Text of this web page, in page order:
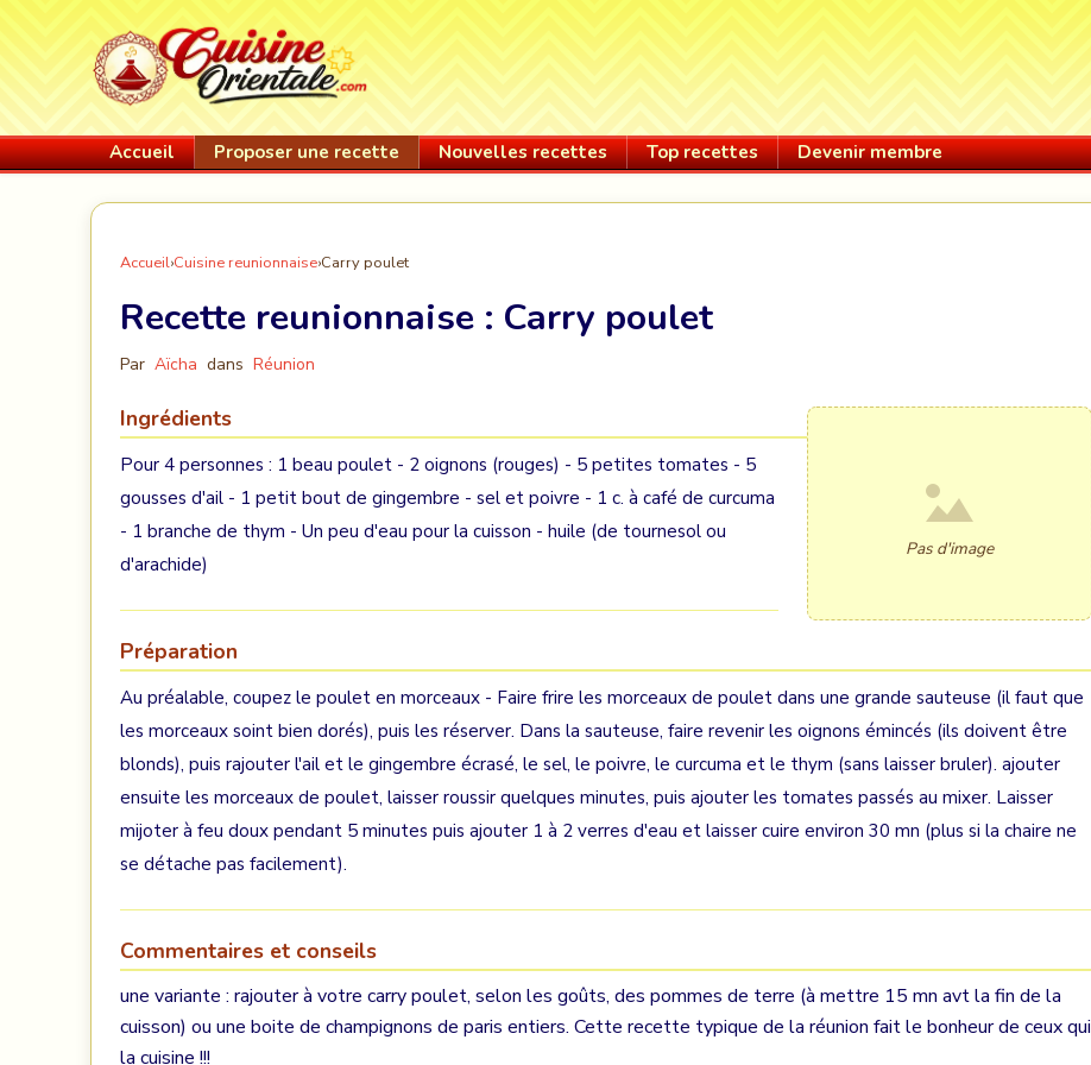
Accueil Proposer une recette Nouvelles recettes Top recettes Devenir membre
Accueil›Cuisine reunionnaise›Carry poulet
Recette reunionnaise : Carry poulet
Par Aïcha dans Réunion
Pas d'image
Ingrédients
Pour 4 personnes : 1 beau poulet - 2 oignons (rouges) - 5 petites tomates - 5
gousses d'ail - 1 petit bout de gingembre - sel et poivre - 1 c. à café de curcuma
- 1 branche de thym - Un peu d'eau pour la cuisson - huile (de tournesol ou
d'arachide)
Préparation
Au préalable, coupez le poulet en morceaux - Faire frire les morceaux de poulet dans une grande sauteuse (il faut que
les morceaux soint bien dorés), puis les réserver. Dans la sauteuse, faire revenir les oignons émincés (ils doivent être
blonds), puis rajouter l'ail et le gingembre écrasé, le sel, le poivre, le curcuma et le thym (sans laisser bruler). ajouter
ensuite les morceaux de poulet, laisser roussir quelques minutes, puis ajouter les tomates passés au mixer. Laisser
mijoter à feu doux pendant 5 minutes puis ajouter 1 à 2 verres d'eau et laisser cuire environ 30 mn (plus si la chaire ne
se détache pas facilement).
Commentaires et conseils
une variante : rajouter à votre carry poulet, selon les goûts, des pommes de terre (à mettre 15 mn avt la fin de la
cuisson) ou une boite de champignons de paris entiers. Cette recette typique de la réunion fait le bonheur de ceux qui
la cuisine !!!